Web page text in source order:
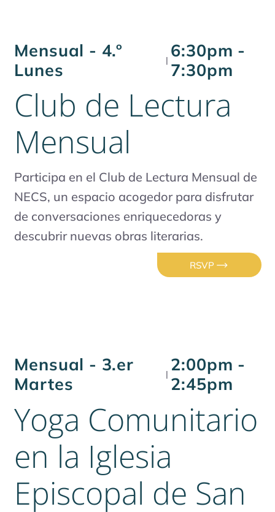
Entre la clase de yoga y
Club de Lectura
Mensual
Mensual - 4.º
Lunes
| 6:30pm -
7:30pm
Participa en el Club de Lectura Mensual de
NECS, un espacio acogedor para disfrutar
de conversaciones enriquecedoras y
descubrir nuevas obras literarias.
RSVP
Yoga Comunitario
en la Iglesia
Episcopal de San
Mensual - 3.er
Martes
| 2:00pm -
2:45pm